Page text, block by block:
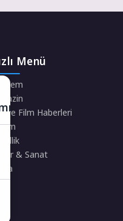
Menü
ve Film Haberleri
& Sanat